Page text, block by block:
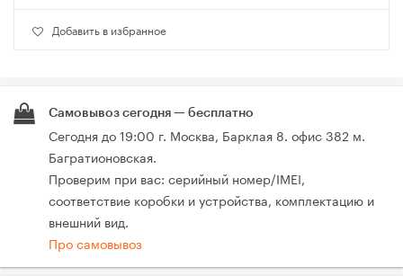
Добавить в избранное
Самовывоз сегодня — бесплатно
Сегодня до 19:00 г. Москва, Барклая 8. офис 382 м.
Багратионовская.
Проверим при вас: серийный номер/IMEI,
соответствие коробки и устройства, комплектацию и
внешний вид.
Про самовывоз